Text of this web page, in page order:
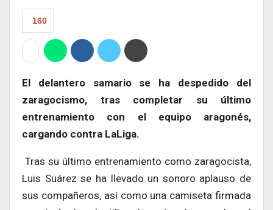
160
El delantero samario se ha despedido del
zaragocismo, tras completar su último
entrenamiento con el equipo aragonés,
cargando contra LaLiga.
Tras su último entrenamiento como zaragocista,
Luis Suárez se ha llevado un sonoro aplauso de
sus compañeros, así como una camiseta firmada